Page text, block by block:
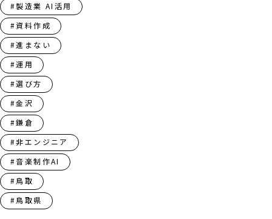
#製造業 AI活用
#資料作成
#進まない
#運用
#選び方
#金沢
#鎌倉
#非エンジニア
#音楽制作AI
#鳥取
#鳥取県